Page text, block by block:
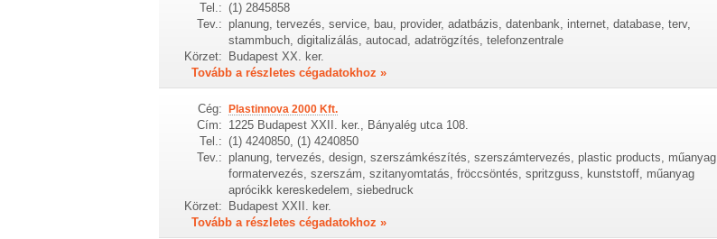
Tel.: (1) 2845858
Tev.: planung, tervezés, service, bau, provider, adatbázis, datenbank, internet, database, terv,
stammbuch, digitalizálás, autocad, adatrögzítés, telefonzentrale
Körzet:
Budapest XX. ker.
Tovább a részletes cégadatokhoz »
Cég: Plastinnova 2000 Kft.
Cím: 1225 Budapest XXII. ker., Bányalég utca 108.
Tel.: (1) 4240850, (1) 4240850
Tev.: planung, tervezés, design, szerszámkészítés, szerszámtervezés, plastic products, műanyag,
formatervezés, szerszám, szitanyomtatás, fröccsöntés, spritzguss, kunststoff, műanyag
aprócikk kereskedelem, siebedruck
Körzet:
Budapest XXII. ker.
Tovább a részletes cégadatokhoz »